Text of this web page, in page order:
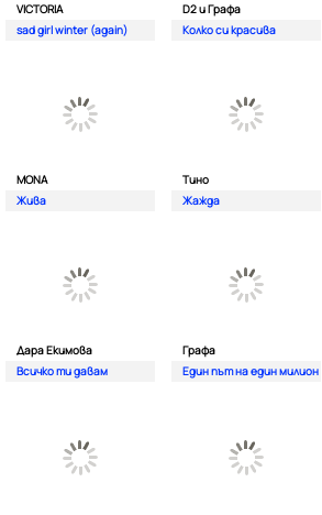
VICTORIA
sad girl winter (again)
D2 и Графа
Колко си красива
MONA
Жива
Тино
Жажда
Дара Екимова
Всичко ти давам
Графа
Един път на един милион